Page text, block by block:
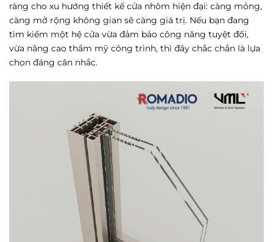
ràng cho xu hướng thiết kế cửa nhôm hiện đại: càng mỏng,
càng mở rộng không gian sẽ càng giá trị. Nếu bạn đang
tìm kiếm một hệ cửa vừa đảm bảo công năng tuyệt đối,
vừa nâng cao thẩm mỹ công trình, thì đây chắc chắn là lựa
chọn đáng cân nhắc.